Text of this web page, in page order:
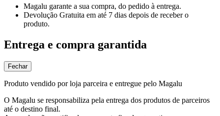
Magalu garante a sua compra, do pedido à entrega.
Devolução Gratuita em até 7 dias depois de receber o
produto.
Entrega e compra garantida
Fechar
Produto vendido por loja parceira e entregue pelo Magalu
O Magalu se responsabiliza pela entrega dos produtos de parceiros
até o destino final.